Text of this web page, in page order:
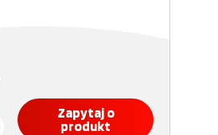
Zapytaj o
produkt